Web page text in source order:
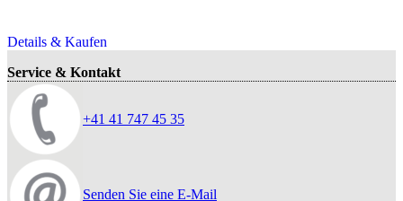
Details & Kaufen
Service & Kontakt
+41 41 747 45 35
Senden Sie eine E-Mail